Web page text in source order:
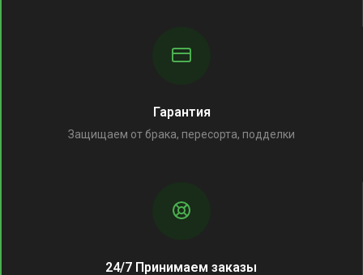
Гарантия
Защищаем от брака, пересорта, подделки
24/7 Принимаем заказы